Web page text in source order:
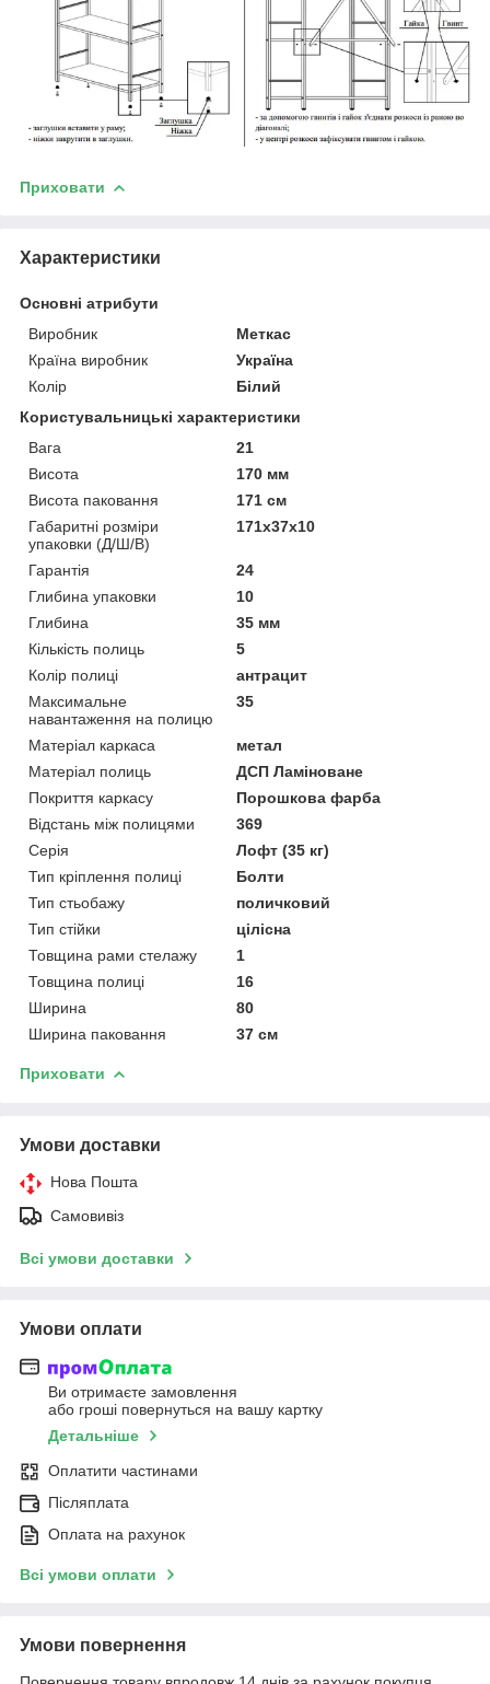
Приховати
Характеристики
Основні атрибути
Виробник
Меткас
Країна виробник
Україна
Колір
Білий
Користувальницькі характеристики
Вага
21
Висота
170 мм
Висота паковання
171 см
Габаритні розміри
упаковки (Д/Ш/В)
171х37х10
Гарантія
24
Глибина упаковки
10
Глибина
35 мм
Кількість полиць
5
Колір полиці
антрацит
Максимальне
навантаження на полицю
35
Матеріал каркаса
метал
Матеріал полиць
ДСП Ламіноване
Покриття каркасу
Порошкова фарба
Відстань між полицями
369
Серія
Лофт (35 кг)
Тип кріплення полиці
Болти
Тип стьобажу
поличковий
Тип стійки
цілісна
Товщина рами стелажу
1
Товщина полиці
16
Ширина
80
Ширина паковання
37 см
Приховати
Умови доставки
Нова Пошта
Самовивіз
Всі умови доставки
Умови оплати
Ви отримаєте замовлення
або гроші повернуться на вашу картку
Детальніше
Оплатити частинами
Післяплата
Оплата на рахунок
Всі умови оплати
Умови повернення